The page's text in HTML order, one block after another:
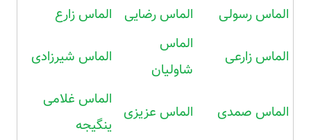
الماس رسولی الماس رضایی الماس زارع
الماس زارعی
الماس
شاولیان
الماس شیرزادی
الماس صمدی الماس عزیزی
الماس غلامی
ینگیجه